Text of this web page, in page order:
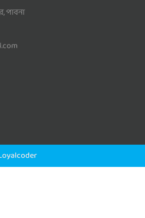
পাবনা